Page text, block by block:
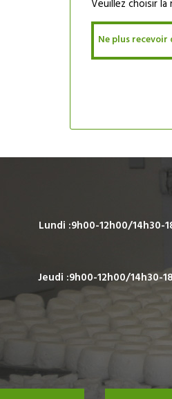
Veuillez choisir
Ne plus
Lundi :9h00-12h00/14h30-
Jeudi :9h00-12h00/14h30-